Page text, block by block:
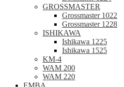
GROSSMASTER
Grossmaster 1022
Grossmaster 1228
ISHIKAWA
Ishikawa 1225
Ishikawa 1525
KM-4
WAM 200
WAM 220
EMBA